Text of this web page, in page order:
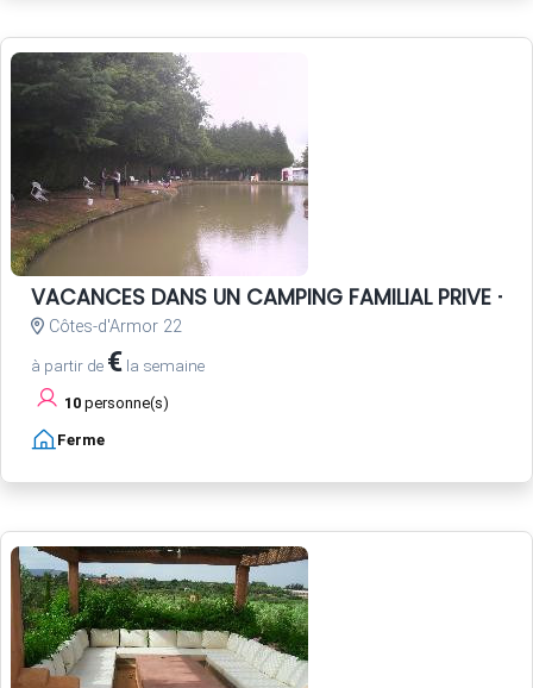
VACANCES DANS UN CAMPING FAMILIAL PRIVE -
Côtes-d'Armor 22
à partir de € la semaine
10 personne(s)
Ferme